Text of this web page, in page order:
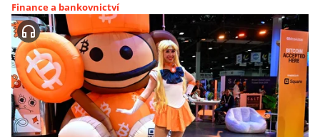
Finance a bankovnictví